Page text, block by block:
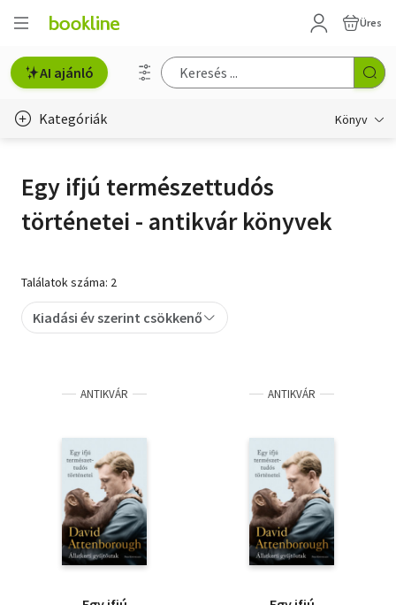
Üres
AI ajánló
Kategóriák Könyv
Erotika
Hobbi, szabadidő
Irodalom
Szakkönyv
Tankönyv, segédkönyv
Társadalomtudomány
Természettudomány
Egy ifjú természettudós
történetei - antikvár könyvek
Találatok száma: 2
Kiadási év szerint csökkenő
ANTIKVÁR ANTIKVÁR